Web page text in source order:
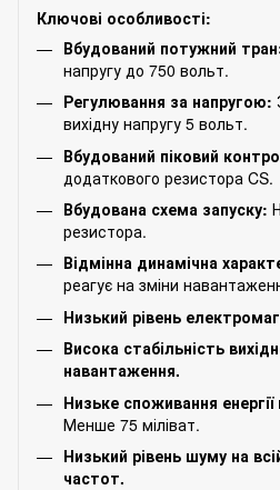
Ключові особливості:
Вбудований потужний
напругу до 750 вольт.
Регулювання за напругою:
вихідну напругу 5 вольт.
Вбудований піковий
додаткового резистора CS.
Вбудована схема запуску:
резистора.
Відмінна динамічна
реагує на зміни
Низький рівень
Висока стабільність
навантаження.
Низьке споживання
Менше 75 міліват.
Низький рівень шуму на
частот.